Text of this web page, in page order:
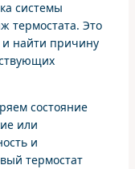
системы
термостата. Это
найти причину
состояние
или
и
термостат